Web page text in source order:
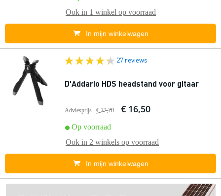
Ook in 1 winkel op voorraad
In mijn winkelwagen
27 reviews
D'Addario HDS headstand voor gitaar
Adviesprijs € 22,70 € 16,50
Op voorraad
Ook in 2 winkels op voorraad
In mijn winkelwagen